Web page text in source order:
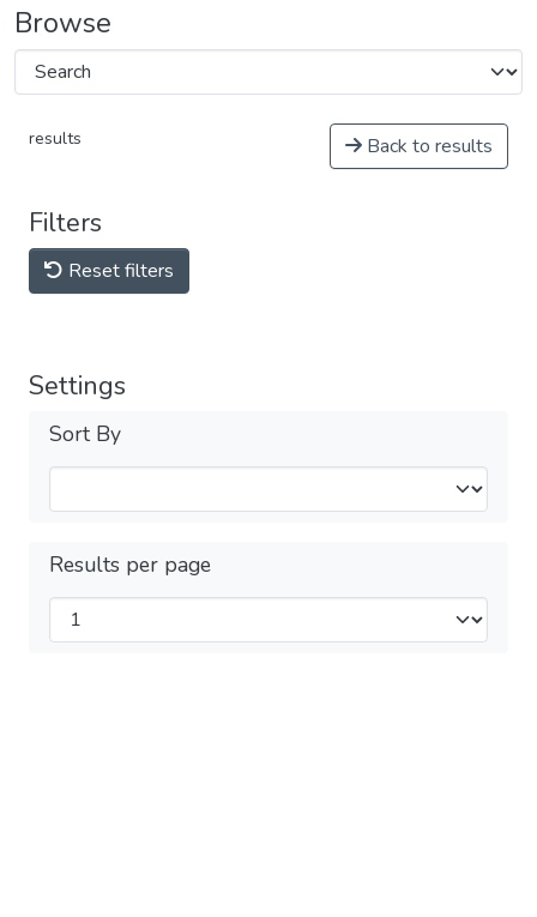
Browse
results Back to results
Filters
Reset filters
Settings
Sort By
Results per page